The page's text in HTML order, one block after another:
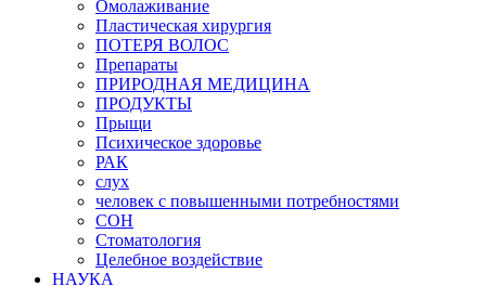
Омолаживание
Пластическая хирургия
ПОТЕРЯ ВОЛОС
Препараты
ПРИРОДНАЯ МЕДИЦИНА
ПРОДУКТЫ
Прыщи
Психическое здоровье
РАК
слух
человек с повышенными потребностями
СОН
Стоматология
Целебное воздействие
НАУКА